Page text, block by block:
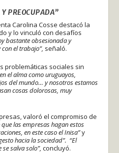
PREOCUPADA”
Carolina Cosse destacó la
y lo vinculó con desafíos
bastante obsesionada y
el trabajo”, señaló.
problemáticas sociales sin
el alma como uruguayos,
del mundo… y nosotros estamos
cosas dolorosas, muy
valoró el compromiso de
las empresas hagan estos
en este caso el Inisa”y
hacia la sociedad”. “El
salva solo”, concluyó.